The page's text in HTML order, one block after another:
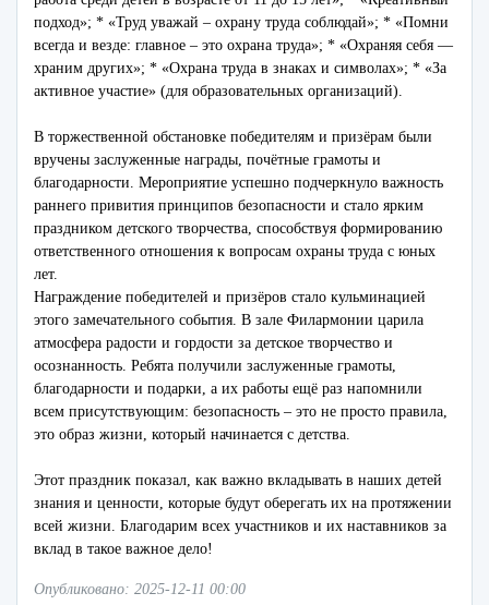
подход»; * «Труд уважай – охрану труда соблюдай»; * «Помни
всегда и везде: главное – это охрана труда»; * «Охраняя себя —
храним других»; * «Охрана труда в знаках и символах»; * «За
активное участие» (для образовательных организаций).
В торжественной обстановке победителям и призёрам были
вручены заслуженные награды, почётные грамоты и
благодарности. Мероприятие успешно подчеркнуло важность
раннего привития принципов безопасности и стало ярким
праздником детского творчества, способствуя формированию
ответственного отношения к вопросам охраны труда с юных
лет.
Награждение победителей и призёров стало кульминацией
этого замечательного события. В зале Филармонии царила
атмосфера радости и гордости за детское творчество и
осознанность. Ребята получили заслуженные грамоты,
благодарности и подарки, а их работы ещё раз напомнили
всем присутствующим: безопасность – это не просто правила,
это образ жизни, который начинается с детства.
Этот праздник показал, как важно вкладывать в наших детей
знания и ценности, которые будут оберегать их на протяжении
всей жизни. Благодарим всех участников и их наставников за
вклад в такое важное дело!
Опубликовано: 2025-12-11 00:00